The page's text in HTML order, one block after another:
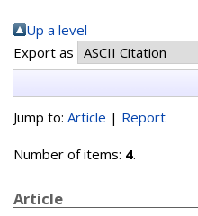
Up a level
Export as
Jump to: Article | Report
Number of items: 4.
Article